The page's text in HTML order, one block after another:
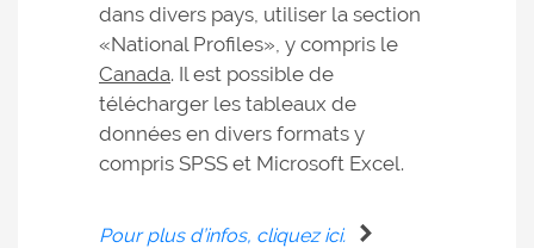
dans divers pays, utiliser la section
«National Profiles», y compris le
Canada. Il est possible de
télécharger les tableaux de
données en divers formats y
compris SPSS et Microsoft Excel.
Pour plus d’infos, cliquez ici.